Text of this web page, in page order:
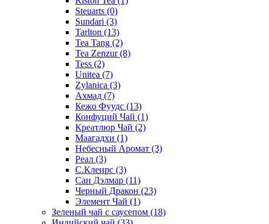
Steuarts (0)
Sundari (3)
Tarlton (13)
Tea Tang (2)
Tea Zenzur(8)
Tess (2)
Unitea (7)
Zylanica (3)
Ахмад (7)
Кежо Фуудс (13)
Конфуций Чай (1)
Креатлюр Чай (2)
Маагадхи (1)
Небесный Аромат (3)
Реал (3)
С.Клеирс (3)
Сан Дэлмар (11)
Черный Дракон (23)
Элемент Чай (1)
Зеленый чай с саусепом (18)